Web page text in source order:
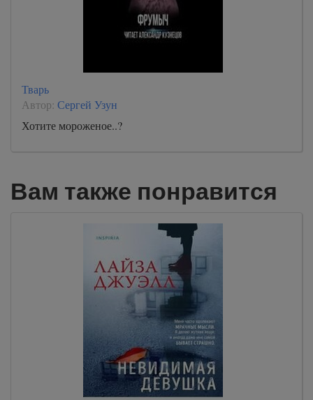
Тварь
Автор: Сергей Узун
Хотите мороженое..?
Вам также понравится